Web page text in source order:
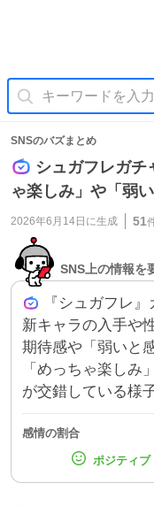
SNSのバズまとめ
シュガフレガチ
ゃ楽しみ」や「弱
2026年6月14日 に生成 51
SNS上の情報を
『シュガフレ
新キャラの入手や
期待感や「弱いと
「めっちゃ楽しみ
が交錯している様
感情の割合